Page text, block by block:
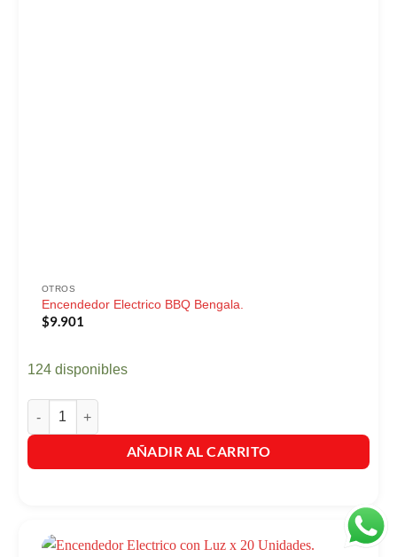
OTROS
Encendedor Electrico BBQ Bengala.
$9.901
124 disponibles
Encendedor Electrico BBQ Bengala. cantidad
AÑADIR AL CARRITO